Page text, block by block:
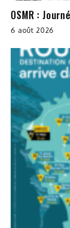
OSMR :
6 août 2026